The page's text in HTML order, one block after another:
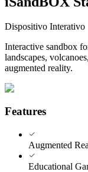
Dispositivo Interativo
Interactive sandbox
landscapes,
augmented reality.
Features
Augmented
Educational